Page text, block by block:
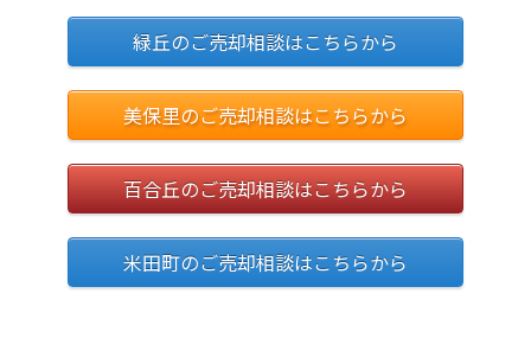
緑丘のご売却相談はこちらから
美保里のご売却相談はこちらから
百合丘のご売却相談はこちらから
米田町のご売却相談はこちらから